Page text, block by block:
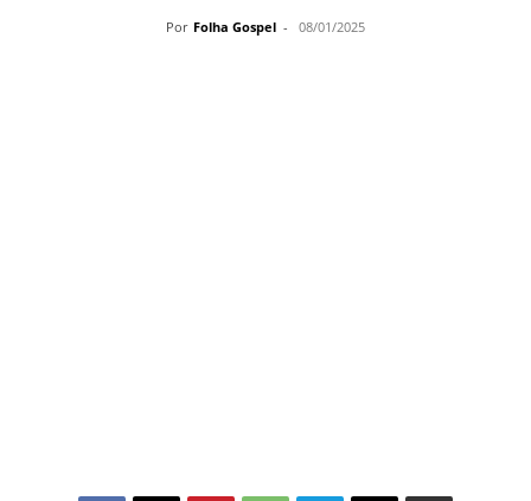
Por Folha Gospel - 08/01/2025